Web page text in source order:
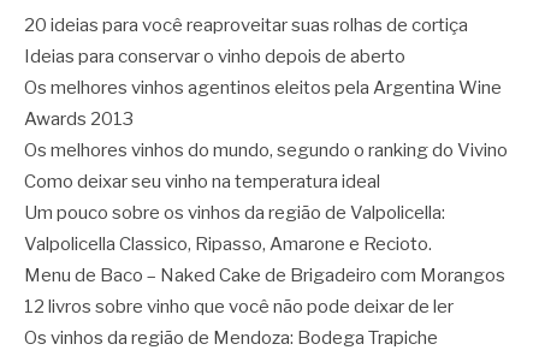
20 ideias para você reaproveitar suas rolhas de cortiça
Ideias para conservar o vinho depois de aberto
Os melhores vinhos agentinos eleitos pela Argentina Wine
Awards 2013
Os melhores vinhos do mundo, segundo o ranking do Vivino
Como deixar seu vinho na temperatura ideal
Um pouco sobre os vinhos da região de Valpolicella:
Valpolicella Classico, Ripasso, Amarone e Recioto.
Menu de Baco – Naked Cake de Brigadeiro com Morangos
12 livros sobre vinho que você não pode deixar de ler
Os vinhos da região de Mendoza: Bodega Trapiche